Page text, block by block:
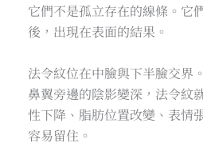
它們不是孤立存在的線條。它
後，出現在表面的結果。
法令紋位在中臉與下半臉交界
鼻翼旁邊的陰影變深，法令紋
性下降、脂肪位置改變、表情
容易留住。